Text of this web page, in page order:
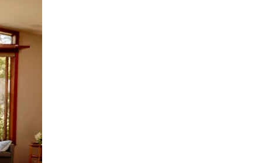
pomocą gestów dotykowych lub przesuwania.